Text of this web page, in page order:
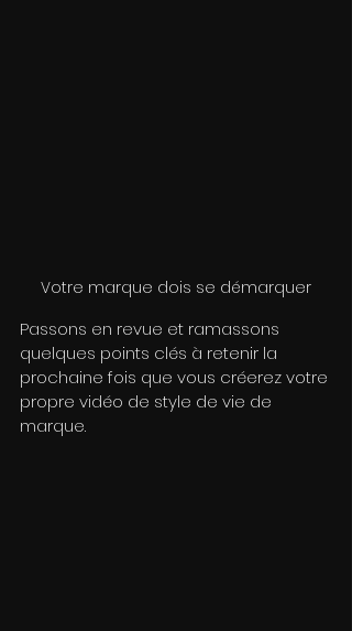
Votre marque dois se démarquer
Passons en revue et ramassons
quelques points clés à retenir la
prochaine fois que vous créerez votre
propre vidéo de style de vie de
marque.